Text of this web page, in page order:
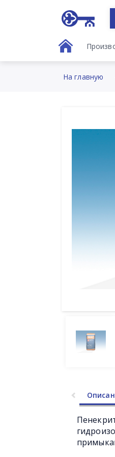
На главную